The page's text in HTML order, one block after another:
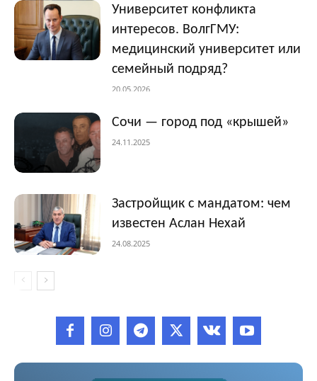
Университет конфликта
интересов. ВолгГМУ:
медицинский университет или
семейный подряд?
20.05.2026
Сочи — город под «крышей»
24.11.2025
Застройщик с мандатом: чем
известен Аслан Нехай
24.08.2025